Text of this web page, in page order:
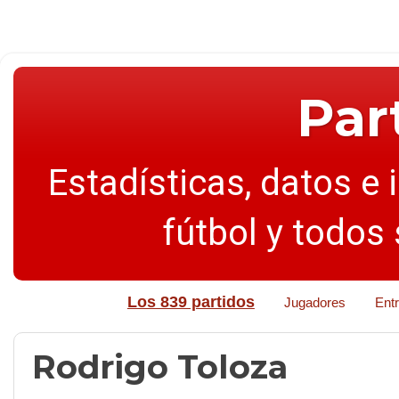
Estadísticas, datos e
fútbol y todos
Los 839 partidos Jugadores
Rodrigo Toloza